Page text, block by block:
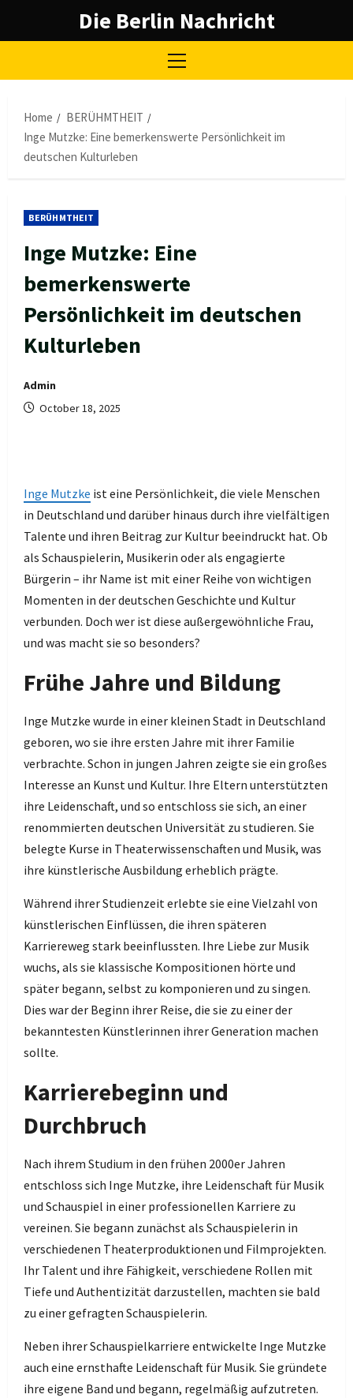
Die Berlin Nachricht
Primary
Home
BERÜHMTHEIT
Inge Mutzke: Eine bemerkenswerte Persönlichkeit im
deutschen Kulturleben
BERÜHMTHEIT
Inge Mutzke: Eine
bemerkenswerte
Persönlichkeit im deutschen
Kulturleben
Admin
October 18, 2025
Inge Mutzke ist eine Persönlichkeit, die viele Menschen
in Deutschland und darüber hinaus durch ihre vielfältigen
Talente und ihren Beitrag zur Kultur beeindruckt hat. Ob
als Schauspielerin, Musikerin oder als engagierte
Bürgerin – ihr Name ist mit einer Reihe von wichtigen
Momenten in der deutschen Geschichte und Kultur
verbunden. Doch wer ist diese außergewöhnliche Frau,
und was macht sie so besonders?
Frühe Jahre und Bildung
Inge Mutzke wurde in einer kleinen Stadt in Deutschland
geboren, wo sie ihre ersten Jahre mit ihrer Familie
verbrachte. Schon in jungen Jahren zeigte sie ein großes
Interesse an Kunst und Kultur. Ihre Eltern unterstützten
ihre Leidenschaft, und so entschloss sie sich, an einer
renommierten deutschen Universität zu studieren. Sie
belegte Kurse in Theaterwissenschaften und Musik, was
ihre künstlerische Ausbildung erheblich prägte.
Während ihrer Studienzeit erlebte sie eine Vielzahl von
künstlerischen Einflüssen, die ihren späteren
Karriereweg stark beeinflussten. Ihre Liebe zur Musik
wuchs, als sie klassische Kompositionen hörte und
später begann, selbst zu komponieren und zu singen.
Dies war der Beginn ihrer Reise, die sie zu einer der
bekanntesten Künstlerinnen ihrer Generation machen
sollte.
Karrierebeginn und
Durchbruch
Nach ihrem Studium in den frühen 2000er Jahren
entschloss sich Inge Mutzke, ihre Leidenschaft für Musik
und Schauspiel in einer professionellen Karriere zu
vereinen. Sie begann zunächst als Schauspielerin in
verschiedenen Theaterproduktionen und Filmprojekten.
Ihr Talent und ihre Fähigkeit, verschiedene Rollen mit
Tiefe und Authentizität darzustellen, machten sie bald
zu einer gefragten Schauspielerin.
Neben ihrer Schauspielkarriere entwickelte Inge Mutzke
auch eine ernsthafte Leidenschaft für Musik. Sie gründete
ihre eigene Band und begann, regelmäßig aufzutreten.